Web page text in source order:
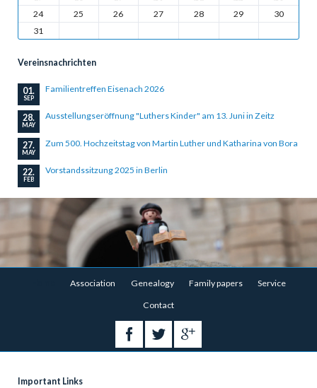
24
25 26 27 28 29
30
31
Vereinsnachrichten
01.
SEP
Familientreffen Eisenach 2026
28.
MAY
Ausstellungseröffnung "Luthers Kinder" am 13. Juni in Zeitz
27.
MAY
Zum 500. Hochzeitstag von Martin Luther und Katharina von Bora
22.
FEB
Vorstandssitzung 2025 in Berlin
Association Genealogy Family papers Service
Contact
Important Links